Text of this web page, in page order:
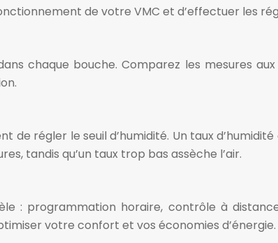
de votre VMC et d’effectuer les
chaque bouche. Comparez les mesures
régler le seuil d’humidité. Un taux
tandis qu’un taux trop bas assèche l’air.
: programmation horaire, contrôle à
votre confort et vos économies d’énergie.